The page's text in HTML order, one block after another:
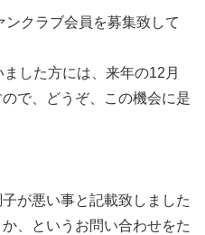
ンクラブ会員を募集致して
した方には、来年の12月
で、どうぞ、この機会に是
が悪い事と記載致しました
、というお問い合わせをた